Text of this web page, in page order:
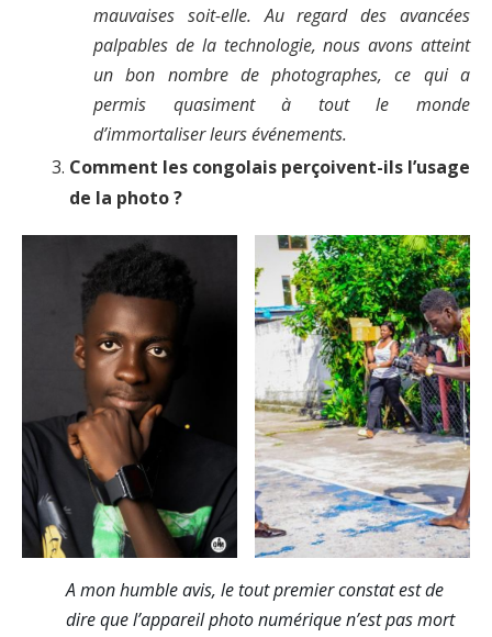
mauvaises soit-elle. Au regard des avancées
palpables de la technologie, nous avons atteint
un bon nombre de photographes, ce qui a
permis quasiment à tout le monde
d’immortaliser leurs événements.
Comment les congolais perçoivent-ils l’usage
de la photo ?
A mon humble avis, le tout premier constat est de
dire que l’appareil photo numérique n’est pas mort